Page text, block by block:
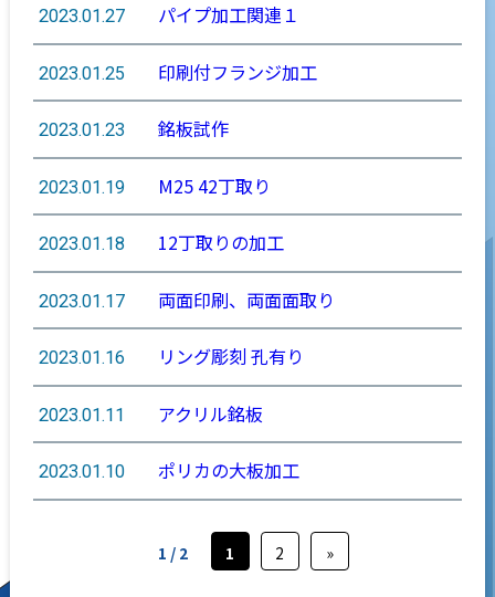
2023.01.27 パイプ加工関連１
2023.01.25 印刷付フランジ加工
2023.01.23 銘板試作
2023.01.19 M25 42丁取り
2023.01.18 12丁取りの加工
2023.01.17 両面印刷、両面面取り
2023.01.16 リング彫刻 孔有り
2023.01.11 アクリル銘板
2023.01.10 ポリカの大板加工
1 / 2 1 2 »